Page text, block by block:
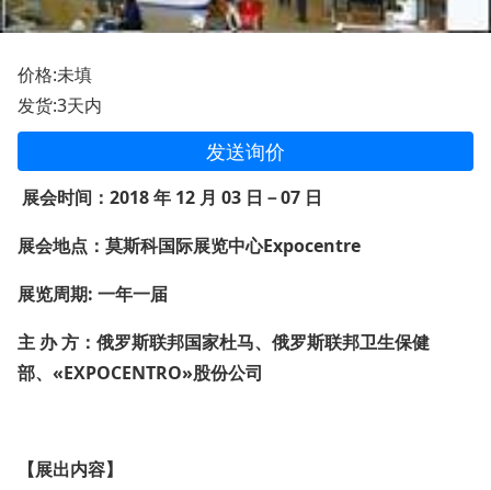
价格:未填
发货:3天内
发送询价
展会时间： 2018年 12 月 03 日－07 日
展会地点：莫斯科国际展览中心Expocentre
展览周期: 一年一届
主 办 方：俄罗斯联邦国家杜马、俄罗斯联邦卫生保健
部、«EXPOCENTRO»股份公司
【展出内容】